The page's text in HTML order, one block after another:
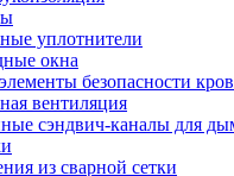
уплотнители
окна
безопасности
вентиляция
сэндвич-каналы для
из сварной сетки